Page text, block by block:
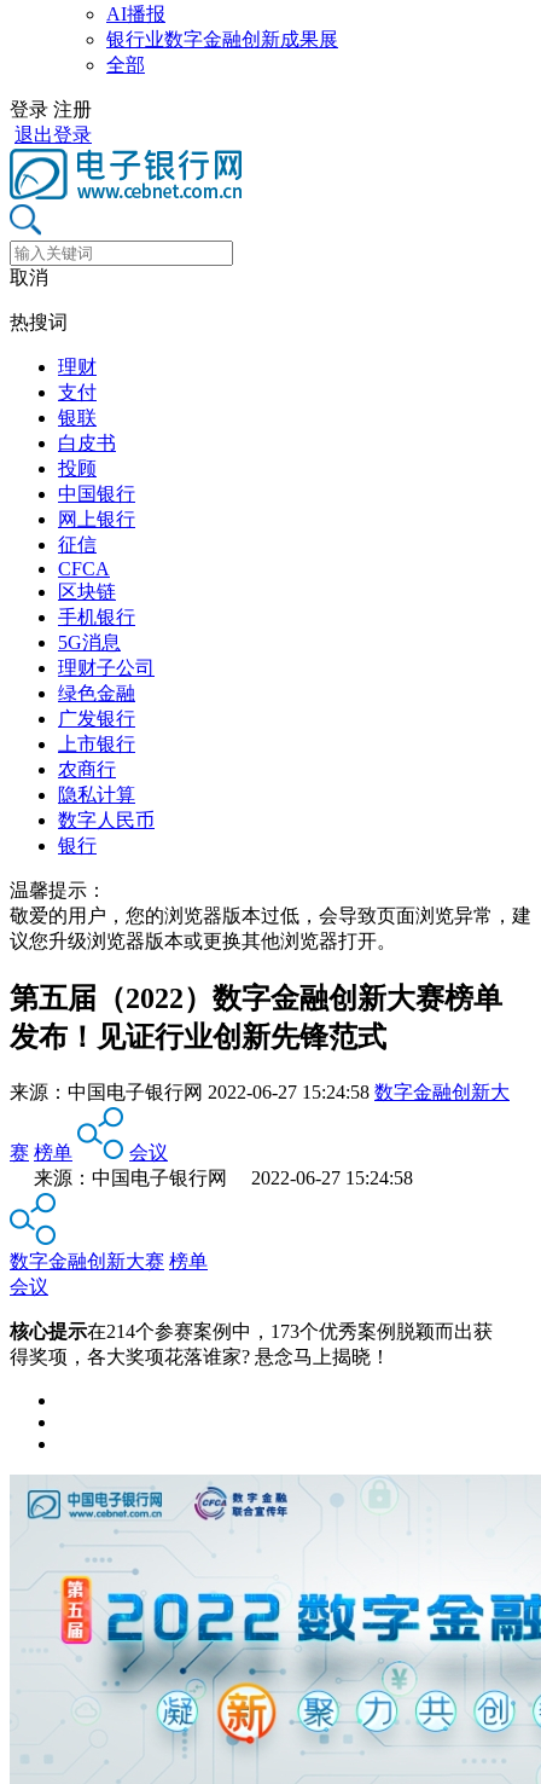
AI播报
银行业数字金融创新成果展
全部
登录 注册
退出登录
取消
热搜词
理财
支付
银联
白皮书
投顾
中国银行
网上银行
征信
CFCA
区块链
手机银行
5G消息
理财子公司
绿色金融
广发银行
上市银行
农商行
隐私计算
数字人民币
银行
温馨提示：
敬爱的用户，您的浏览器版本过低，会导致页面浏览异常，建
议您升级浏览器版本或更换其他浏览器打开。
第五届（2022）数字金融创新大赛榜单
发布！见证行业创新先锋范式
来源： 中国电子银行网 2022-06-27 15:24:58 数字金融创新大
赛 榜单
会议
来源：中国电子银行网 2022-06-27 15:24:58
数字金融创新大赛 榜单
会议
核心提示在214个参赛案例中，173个优秀案例脱颖而出获
得奖项，各大奖项花落谁家? 悬念马上揭晓！